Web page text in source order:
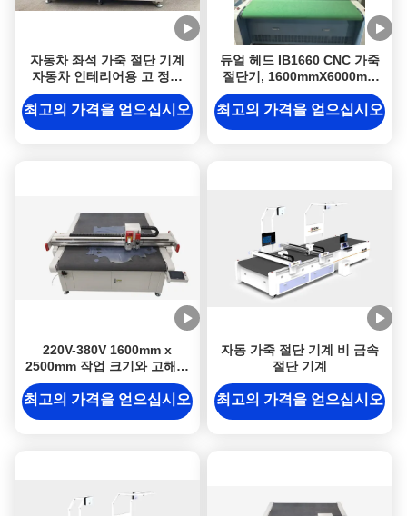
자동차 좌석 가죽 절단 기계
자동차 인테리어용 고 정밀
CNC 절단 솔루션
최고의 가격을 얻으십시오
듀얼 헤드 IB1660 CNC 가죽
절단기, 1600mmX6000mm
절단 범위 및 고급 정밀도, 천
연 가죽용
최고의 가격을 얻으십시오
220V-380V 1600mm x
2500mm 작업 크기와 고해상
도 카메라 인식
최고의 가격을 얻으십시오
자동 가죽 절단 기계 비 금속
절단 기계
최고의 가격을 얻으십시오